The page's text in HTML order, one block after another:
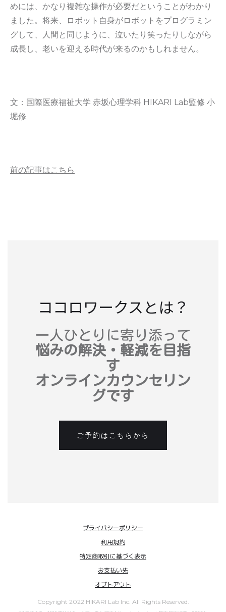
めには、かなり複雑な操作が必要だということがわかり
ました。将来、ロボット自身がロボットをプログラミン
グして、人間と同じように、泣いたり笑ったりしながら
成長し、老いを迎える時代が来るのかもしれません。
文：国際医療福祉大学 赤坂心理学科 HIKARI Lab監修 小
堀修
前の記事はこちら
ココロワークスとは？
一人ひとりに寄り添って
悩みの解決・軽減を目指
す
オンラインカウンセリン
グです
ご予約はこちらから
プライバシーポリシー
利用規約
特定商取引に基づく表示
お支払い先
オプトアウト
Copyright 2022 HIKARI Lab Inc. All Rights Reserved.